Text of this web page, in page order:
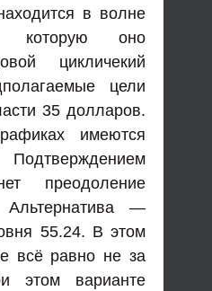
в волне
которую оно
цикличекий
цели
35 долларов.
имеются
преодоление
Альтернатива —
55.24. В этом
всё равно не за
этом варианте